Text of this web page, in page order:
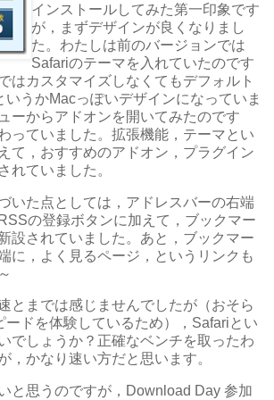
インストールしてみた第一印象です
が，まずデザインが良くなりまし
た。わたしは前のバージョンでは
Safariのテーマを入れていたのです
はカスタマイズしなくてもデフォルト
いうかMacっぽいデザインになっていま
ーからアドオンを開いてみたのです
っていました。拡張機能，テーマとい
て，おすすめのアドオン，プラグイン
れていました。
いた点としては，アドレスバーの右端
の登録ボタンに加えて，ブックマー
設されていました。あと，ブックマー
に，よく見るページ，というリンクも
とまでは感じませんでしたが（おそら
ードを体験しているため），Safariとい
でしょうか？正確なベンチを取ったわ
，かなり速い方だと思います。
と思うのですが，Download Day 参加